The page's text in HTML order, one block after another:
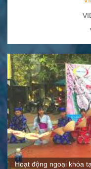
Quy mô, cách thức